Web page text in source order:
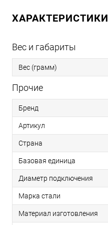
ХАРАКТЕРИСТИКИ
Вес и габариты
Вес (грамм)
Прочие
Бренд
Артикул
Страна
Базовая единица
Диаметр подключения
Марка стали
Материал изготовления